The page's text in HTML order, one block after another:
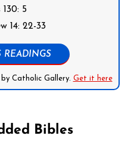
130: 5
14: 22-33
READINGS
Catholic Gallery. Get it here
Bibles